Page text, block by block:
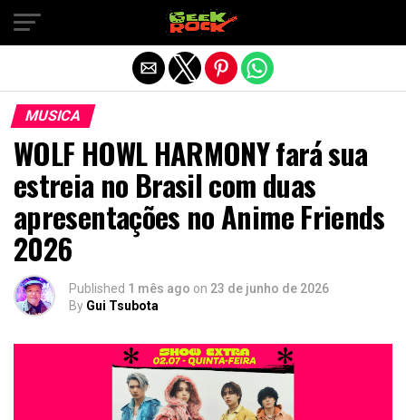
MUSICA
WOLF HOWL HARMONY fará sua
estreia no Brasil com duas
apresentações no Anime Friends
2026
Published 1 mês ago on 23 de junho de 2026
By Gui Tsubota
Sair da versão mobile